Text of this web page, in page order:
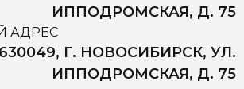
ИППОДРОМСКАЯ, Д. 75
АДРЕС
630049, Г. НОВОСИБИРСК, УЛ.
ИППОДРОМСКАЯ, Д. 75